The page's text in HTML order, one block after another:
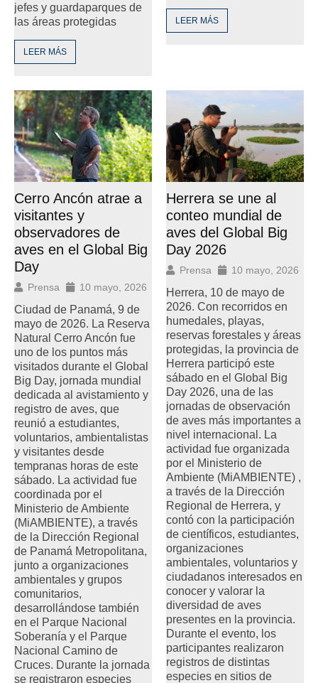
jefes y guardaparques de
las áreas protegidas
LEER MÁS
LEER MÁS
Cerro Ancón atrae a
visitantes y
observadores de
aves en el Global Big
Day
Prensa 10 mayo, 2026
Ciudad de Panamá, 9 de
mayo de 2026. La Reserva
Natural Cerro Ancón fue
uno de los puntos más
visitados durante el Global
Big Day, jornada mundial
dedicada al avistamiento y
registro de aves, que
reunió a estudiantes,
voluntarios, ambientalistas
y visitantes desde
tempranas horas de este
sábado. La actividad fue
coordinada por el
Ministerio de Ambiente
(MiAMBIENTE), a través
de la Dirección Regional
de Panamá Metropolitana,
junto a organizaciones
ambientales y grupos
comunitarios,
desarrollándose también
en el Parque Nacional
Soberanía y el Parque
Nacional Camino de
Cruces. Durante la jornada
se registraron especies
Herrera se une al
conteo mundial de
aves del Global Big
Day 2026
Prensa 10 mayo, 2026
Herrera, 10 de mayo de
2026. Con recorridos en
humedales, playas,
reservas forestales y áreas
protegidas, la provincia de
Herrera participó este
sábado en el Global Big
Day 2026, una de las
jornadas de observación
de aves más importantes a
nivel internacional. La
actividad fue organizada
por el Ministerio de
Ambiente (MiAMBIENTE) ,
a través de la Dirección
Regional de Herrera, y
contó con la participación
de científicos, estudiantes,
organizaciones
ambientales, voluntarios y
ciudadanos interesados en
conocer y valorar la
diversidad de aves
presentes en la provincia.
Durante el evento, los
participantes realizaron
registros de distintas
especies en sitios de